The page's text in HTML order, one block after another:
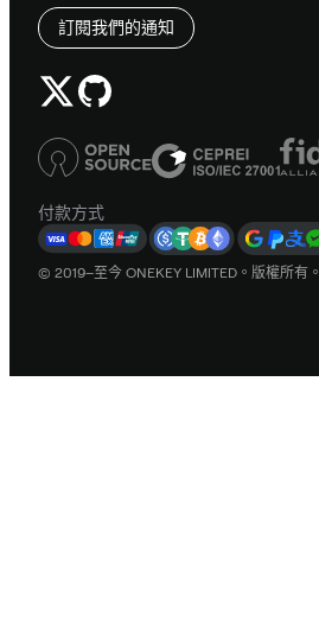
訂閱我們的通知
付款方式
© 2019–至今 ONEKEY LIMITED。版權所有。